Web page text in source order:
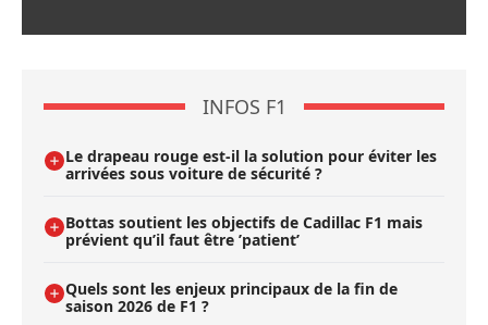
INFOS F1
Le drapeau rouge est-il la solution pour éviter les
arrivées sous voiture de sécurité ?
Bottas soutient les objectifs de Cadillac F1 mais
prévient qu’il faut être ’patient’
Quels sont les enjeux principaux de la fin de
saison 2026 de F1 ?